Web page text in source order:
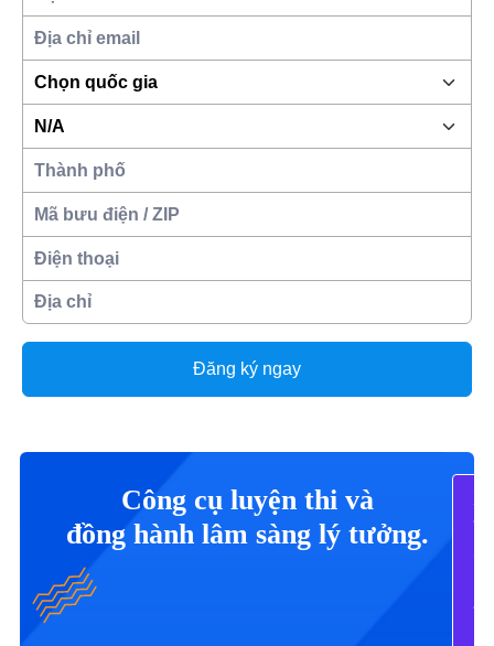
Đăng ký ngay
Công cụ luyện thi và
đồng hành lâm sàng lý tưởng.